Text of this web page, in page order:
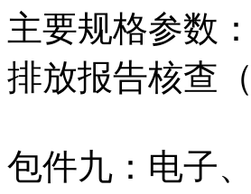
主要规格参数
排放报告核查
包件九：电子